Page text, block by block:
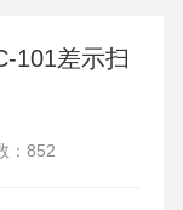
101差示扫
：852